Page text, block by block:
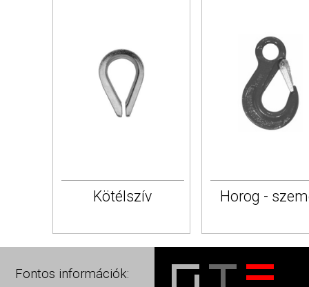
Kötélszív Horog -
Fontos információk: